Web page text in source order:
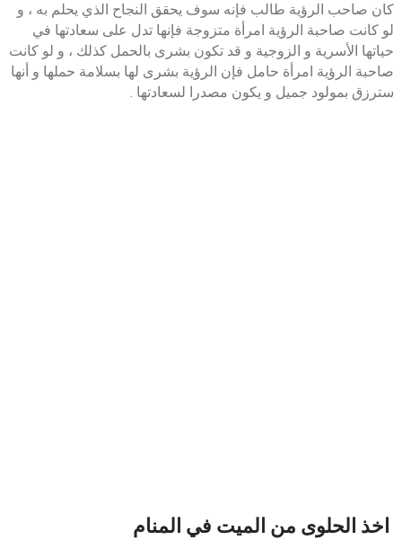
كان صاحب الرؤية طالب فإنه سوف يحقق النجاح الذي يحلم به ، و
لو كانت صاحبة الرؤية امرأة متزوجة فإنها تدل على سعادتها في
حياتها الأسرية و الزوجية و قد تكون بشرى بالحمل كذلك ، و لو كانت
صاحبة الرؤية امرأة حامل فإن الرؤية بشرى لها بسلامة حملها و أنها
سترزق بمولود جميل و يكون مصدرا لسعادتها .
اخذ الحلوى من الميت في المنام